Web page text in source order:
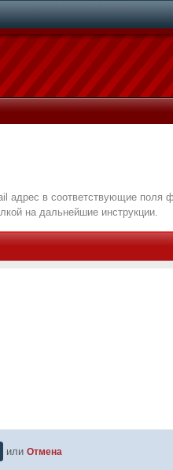
адрес в соответствующие поля
на дальнейшие инструкции.
или Отмена